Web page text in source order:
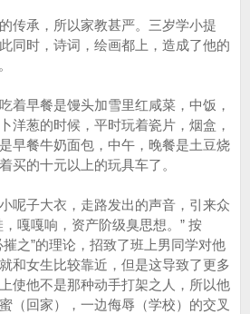
传承，所以家教甚严。三岁学小提
同时，诗词，绘画都上，造成了他的
着早餐是馒头加雪里红咸菜，中饭，
洋葱的时候，平时玩着瓷片，烟盒，
早餐牛奶面包，中午，晚餐是土豆烧
买的十元以上的玩具车了。
呢子大衣，走路发出的声音，引来众
嘎嘎响，资产阶级臭思想。” 按
之”的理论，招致了班上男同学对他
和女生比较靠近，但是这导致了更多
使他不是那种动手打架之人，所以他
（回家），一边侮辱（学校）的交叉